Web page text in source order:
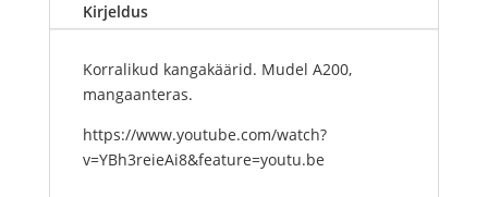
Kirjeldus
Korralikud kangakäärid. Mudel A200,
mangaanteras.
https://www.youtube.com/watch?
v=YBh3reieAi8&feature=youtu.be